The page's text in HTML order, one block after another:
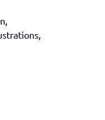
,
,